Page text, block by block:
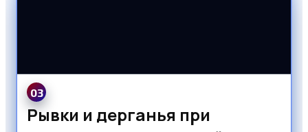
03
Рывки и дерганья при